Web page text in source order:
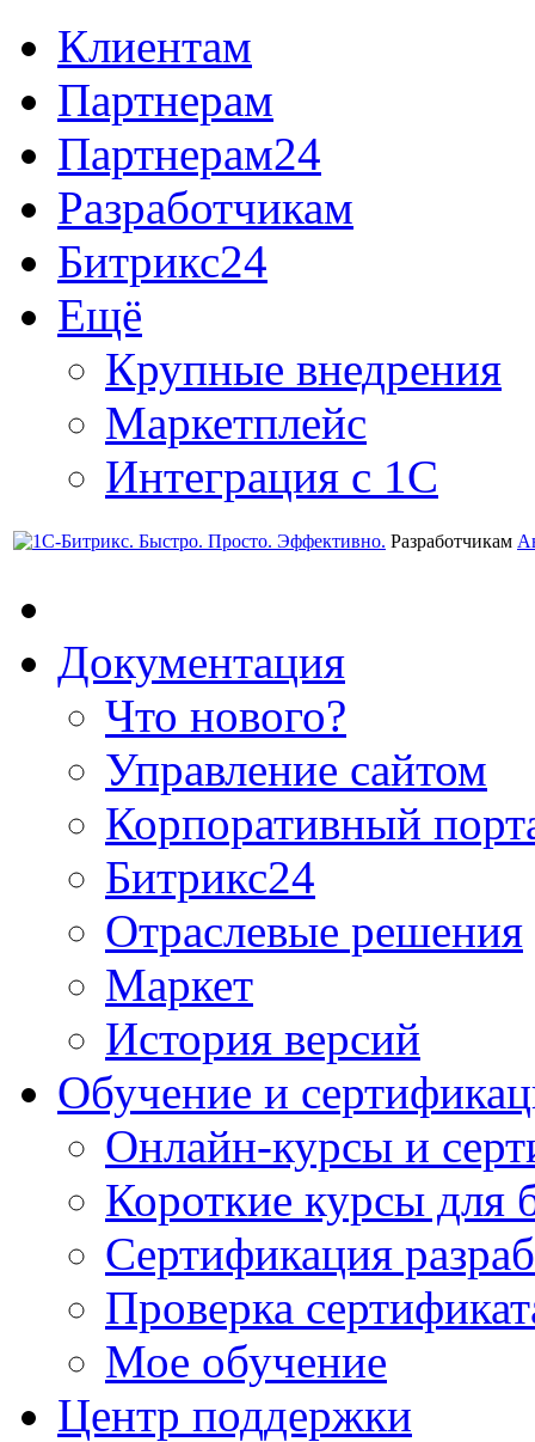
Клиентам
Партнерам
Партнерам24
Разработчикам
Битрикс24
Ещё
Крупные внедрения
Маркетплейс
Интеграция с 1С
Разработчикам
Документация
Что нового?
Управление сайтом
Корпоративный
Битрикс24
Отраслевые решения
Маркет
История версий
Обучение и
Онлайн-курсы и
Короткие курсы для
Сертификация
Проверка
Мое обучение
Центр поддержки